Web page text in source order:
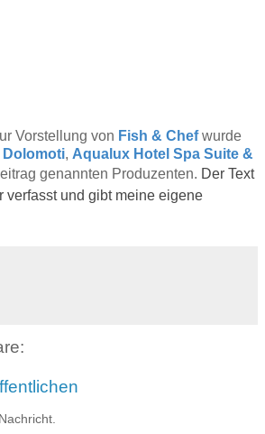
Vorstellung von Fish & Chefwurde
Dolomoti, Aqualux Hotel Spa Suite &
genannten Produzenten. Der Text
verfasst und gibt meine eigene